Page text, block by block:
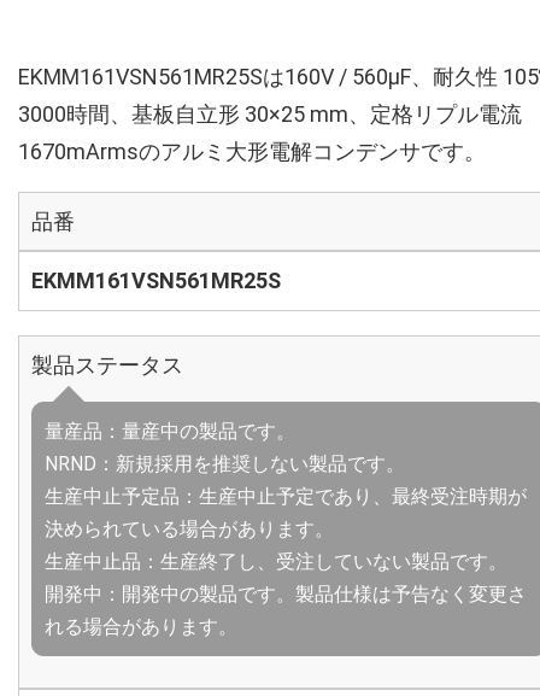
EKMM161VSN561MR25Sは160V / 560µF、耐久性
3000時間、基板自立形 30×25 mm、定格リプル電流
1670mArmsのアルミ大形電解コンデンサです。
品番
EKMM161VSN561MR25S
製品ステータス
量産品：量産中の製品です。
NRND：新規採用を推奨しない製品です。
生産中止予定品：生産中止予定であり、最終受注時期が
決められている場合があります。
生産中止品：生産終了し、受注していない製品です。
開発中：開発中の製品です。製品仕様は予告なく変更さ
れる場合があります。